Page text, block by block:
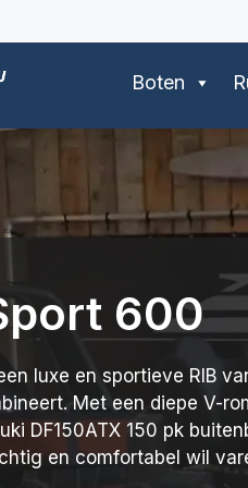
Boten
600
luxe en sportieve RIB
Met een diepe V-
DF150ATX 150 pk
en comfortabel wil